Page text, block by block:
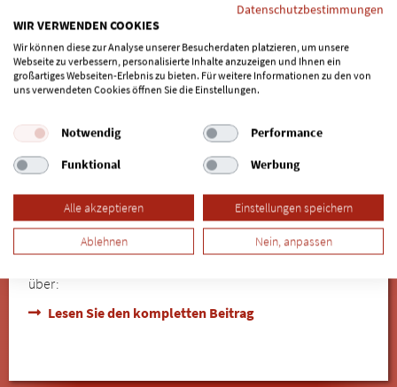
Vettweiß|Düren|Weilerswist Rommerskirchen|Kreuzau|
Zülpich |Köln|Wesseling|Jülich|Titz| Inden|Langerwehe
Bornheim|Nideggen|Grevenbroich|Euskirchen|
Niederkassel|Swisttal
EXPERTEN-SPRECHSTUNDE
über:
Lesen Sie den kompletten Beitrag
Datenschutzbestimmungen
WIR VERWENDEN COOKIES
Wir können diese zur Analyse unserer Besucherdaten platzieren, um unsere
Webseite zu verbessern, personalisierte Inhalte anzuzeigen und Ihnen ein
großartiges Webseiten-Erlebnis zu bieten. Für weitere Informationen zu den von
uns verwendeten Cookies öffnen Sie die Einstellungen.
Notwendig
Performance
Funktional
Werbung
Alle akzeptieren Einstellungen speichern
Ablehnen Nein, anpassen